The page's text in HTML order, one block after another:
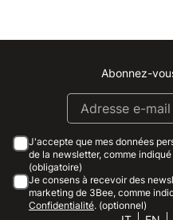
Abonnez-
J'accepte que mes données
de la newsletter, comme indiqué
(obligatoire)
Je consens à recevoir des
marketing de 3Bee, comme
Confidentialité. (optionnel)